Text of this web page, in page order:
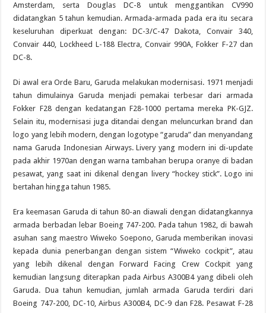
Amsterdam, serta Douglas DC-8 untuk menggantikan CV990
didatangkan 5 tahun kemudian. Armada-armada pada era itu secara
keseluruhan diperkuat dengan: DC-3/C-47 Dakota, Convair 340,
Convair 440, Lockheed L-188 Electra, Convair 990A, Fokker F-27 dan
DC-8.
Di awal era Orde Baru, Garuda melakukan modernisasi. 1971 menjadi
tahun dimulainya Garuda menjadi pemakai terbesar dari armada
Fokker F28 dengan kedatangan F28-1000 pertama mereka PK-GJZ.
Selain itu, modernisasi juga ditandai dengan meluncurkan brand dan
logo yang lebih modern, dengan logotype “garuda” dan menyandang
nama Garuda Indonesian Airways. Livery yang modern ini di-update
pada akhir 1970an dengan warna tambahan berupa oranye di badan
pesawat, yang saat ini dikenal dengan livery “hockey stick”. Logo ini
bertahan hingga tahun 1985.
Era keemasan Garuda di tahun 80-an diawali dengan didatangkannya
armada berbadan lebar Boeing 747-200. Pada tahun 1982, di bawah
asuhan sang maestro Wiweko Soepono, Garuda memberikan inovasi
kepada dunia penerbangan dengan sistem “Wiweko cockpit”, atau
yang lebih dikenal dengan Forward Facing Crew Cockpit yang
kemudian langsung diterapkan pada Airbus A300B4 yang dibeli oleh
Garuda. Dua tahun kemudian, jumlah armada Garuda terdiri dari
Boeing 747-200, DC-10, Airbus A300B4, DC-9 dan F28. Pesawat F-28